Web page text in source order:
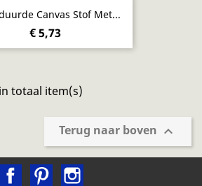
Canvas Stof Met...
€ 5,73
totaal item(s)
Terug naar boven 
FacebookPinterest